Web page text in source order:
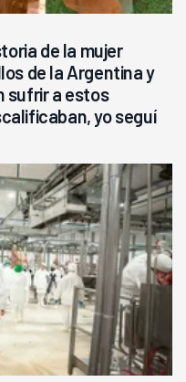
de la mujer
de la Argentina y
sufrir a estos
yo seguí